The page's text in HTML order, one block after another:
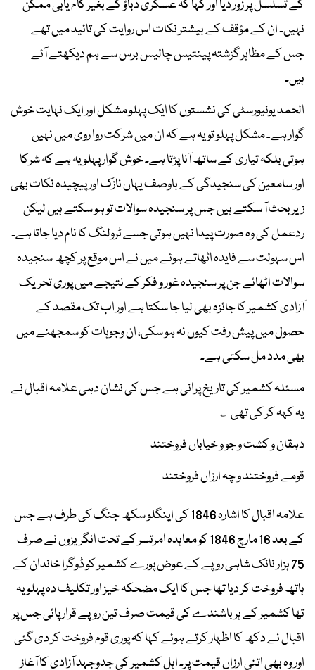
کے تسلسل پر زور دیا اور کہا کہ عسکری دباؤ کے بغیر کام یابی ممکن
نہیں۔ ان کے مؤقف کے بیشتر نکات اس روایت کی تائید میں تھے
جس کے مظاہر گزشتہ پینتیس چالیس برس سے ہم دیکھتے آئے
ہیں۔
الحمد یونیورسٹی کی نشستوں کا ایک پہلو مشکل اور ایک نہایت خوش
گوار ہے۔ مشکل پہلو تو یہ ہے کہ ان میں شرکت روا روی میں نہیں
ہوتی بلکہ تیاری کے ساتھ آنا پڑتا ہے۔ خوش گوار پہلو یہ ہے کہ شرکا
اور سامعین کی سنجیدگی کے باوصف یہاں نازک اور پیچیدہ نکات بھی
زیر بحث آ سکتے ہیں جس پر سنجیدہ سوالات تو ہو سکتے ہیں لیکن
ردعمل کی وہ صورت پیدا نہیں ہوتی جسے ٹرولنگ کا نام دیا جاتا ہے۔
اس سہولت سے فایدہ اٹھاتے ہوئے میں نے اس موقع پر کچھ سنجیدہ
سوالات اٹھائے جن پر سنجیدہ غور و فکر کے نتیجے میں پوری تحریک
آزادی کشمیر کا جائزہ بھی لیا جا سکتا ہے اور اب تک مقصد کے
حصول میں پیش رفت کیوں نہ ہو سکی، ان وجوہات کو سمجھنے میں
بھی مدد مل سکتی ہے۔
مسئلہ کشمیر کی تاریخ پرانی ہے جس کی نشان دہی علامہ اقبال نے
یہ کہہ کر کی تھی ؎
دہقان و کشت و جو و خیاباں فروختند
قومے فروختند و چہ ارزاں فروختند
علامہ اقبال کا اشارہ 1846 کی اینگلو سکھ جنگ کی طرف ہے جس
کے بعد 16 مارچ 1846 کو معاہدہ امرتسر کے تحت انگریزوں نے صرف
75 ہزار نانک شاہی روپے کے عوض پورے کشمیر کو ڈوگرا خاندان کے
ہاتھ فروخت کر دیا تھا جس کا ایک مضحکہ خیز اور تکلیف دہ پہلو یہ
تھا کشمیر کے ہر باشندے کی قیمت صرف تین روپے قرار پائی جس پر
اقبال نے دکھ کا اظہار کرتے ہوئے کہا کہ پوری قوم فروخت کر دی گئی
اور وہ بھی اتنی ارزاں قیمت پر۔ اہل کشمیر کی جدوجہد آزادی کا آغاز